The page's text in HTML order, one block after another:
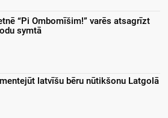
“Pi Ombomīšim!” varēs atsagrīzt
symtā
latvīšu bēru nūtikšonu Latgolā